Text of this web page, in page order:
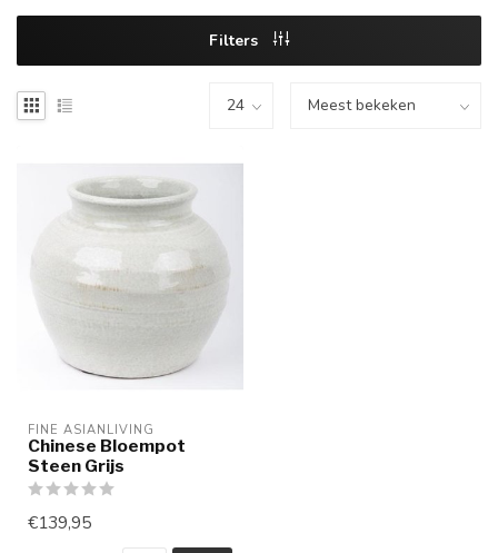
Filters
FINE ASIANLIVING
Chinese Bloempot
Steen Grijs
€139,95